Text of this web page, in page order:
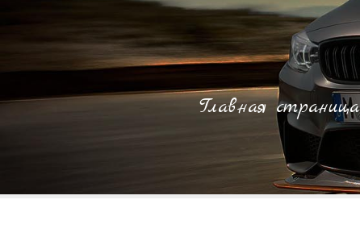
Главная страница